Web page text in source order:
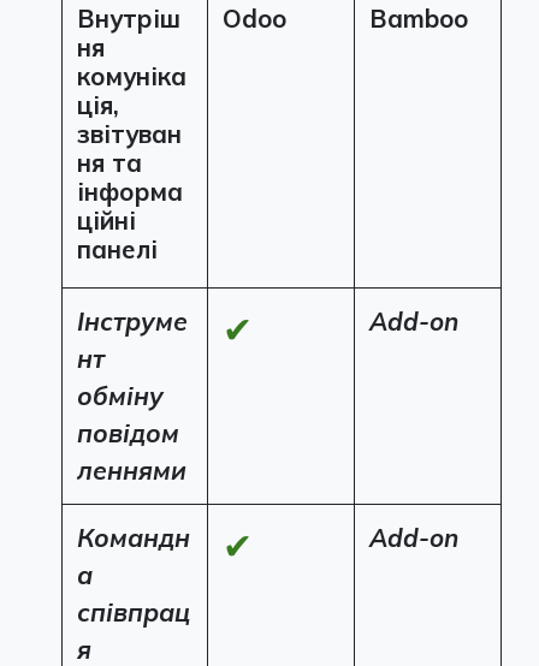
Внутріш
ня
комуніка
ція,
звітуван
ня та
інформа
ційні
панелі
Odoo Bamboo
Інструме
нт
обміну
повідом
леннями
✔ Add-on
Командн
а
співпрац
я
✔ Add-on